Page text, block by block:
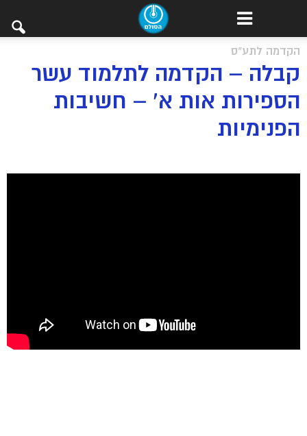
הקדמה לתע"ס
קבלה – הקדמה לתלמוד עשר
הספירות אות א’ – חשיבות
הפנימיות